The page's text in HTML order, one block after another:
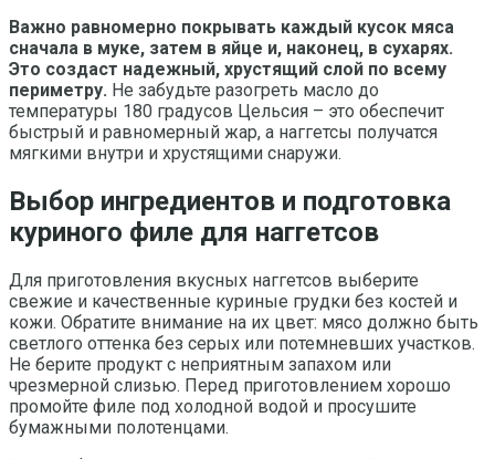
Важно равномерно покрывать каждый кусок мяса
сначала в муке, затем в яйце и, наконец, в сухарях.
Это создаст надежный, хрустящий слой по всему
периметру. Не забудьте разогреть масло до
температуры 180 градусов Цельсия – это обеспечит
быстрый и равномерный жар, а наггетсы получатся
мягкими внутри и хрустящими снаружи.
Выбор ингредиентов и подготовка
куриного филе для наггетсов
Для приготовления вкусных наггетсов выберите
свежие и качественные куриные грудки без костей и
кожи. Обратите внимание на их цвет: мясо должно быть
светлого оттенка без серых или потемневших участков.
Не берите продукт с неприятным запахом или
чрезмерной слизью. Перед приготовлением хорошо
промойте филе под холодной водой и просушите
бумажными полотенцами.